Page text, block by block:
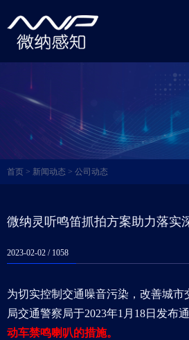
首页 > 新闻动态 > 公司动态
微纳灵听鸣笛抓拍方案助力落实
2023-02-02 / 1058
为切实控制交通噪音污染，改善城市
局交通警察局于2023年1月18日发布通
动车禁鸣喇叭的措施。